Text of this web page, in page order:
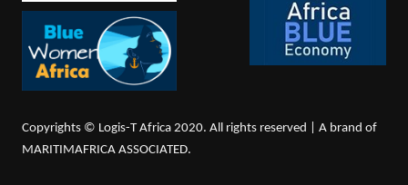
Copyrights © Logis-T Africa 2020. All rights reserved | A brand of
MARITIMAFRICA ASSOCIATED.